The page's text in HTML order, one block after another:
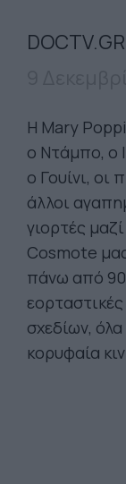
DOCTV.GR
Η Mary
ο Ντάμπο, ο
ο Γουίνι, οι
άλλοι
γιορτές
Cosmote μας
πάνω από
σχεδίων,
κορυφαία